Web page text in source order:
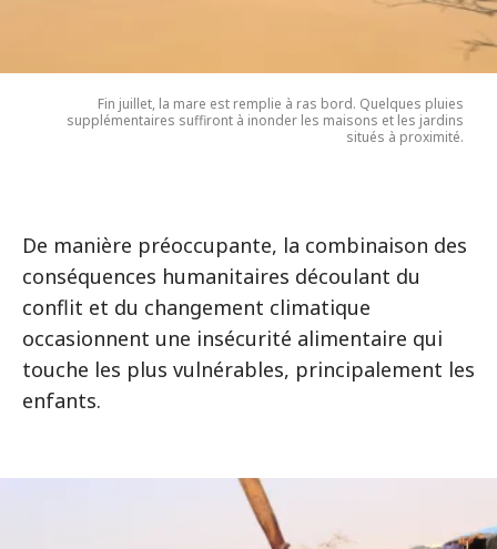
Fin juillet, la mare est remplie à ras bord. Quelques pluies
supplémentaires suffiront à inonder les maisons et les jardins
situés à proximité.
De manière préoccupante, la combinaison des
conséquences humanitaires découlant du
conflit et du changement climatique
occasionnent une insécurité alimentaire qui
touche les plus vulnérables, principalement les
enfants.